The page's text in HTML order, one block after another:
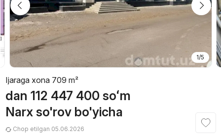
1/5
Ijaraga xona 709 m²
dan 112 447 400 soʻm
Narx so'rov bo'yicha
Chop etilgan 05.06.2026